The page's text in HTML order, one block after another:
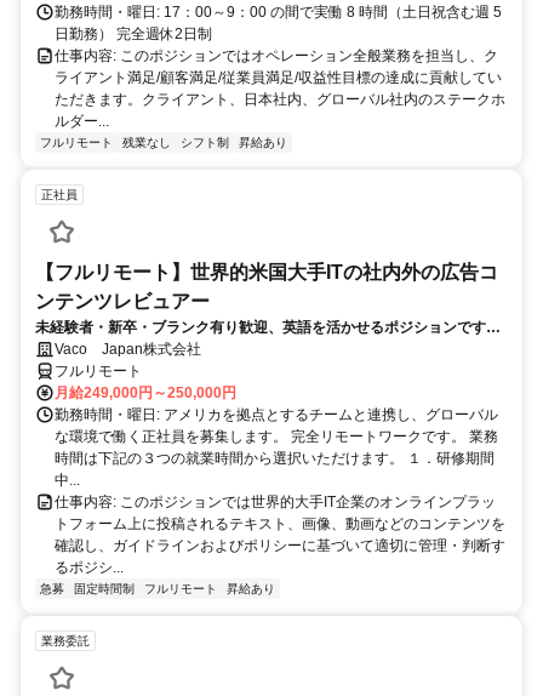
勤務時間・曜日: 17：00～9：00 の間で実働 8 時間（土日祝含む週 5
日勤務） 完全週休2日制
仕事内容: このポジションではオペレーション全般業務を担当し、ク
ライアント満足/顧客満足/従業員満足/収益性目標の達成に貢献してい
ただきます。クライアント、日本社内、グローバル社内のステークホ
ルダー...
フルリモート 残業なし シフト制 昇給あり
正社員
【フルリモート】世界的米国大手ITの社内外の広告コ
ンテンツレビュアー
未経験者・新卒・ブランク有り歓迎、英語を活かせるポジションです。
完全リモート
Vaco Japan株式会社
フルリモート
月給249,000円～250,000円
勤務時間・曜日: アメリカを拠点とするチームと連携し、グローバル
な環境で働く正社員を募集します。 完全リモートワークです。 業務
時間は下記の３つの就業時間から選択いただけます。 １．研修期間
中...
仕事内容: このポジションでは世界的大手IT企業のオンラインプラッ
トフォーム上に投稿されるテキスト、画像、動画などのコンテンツを
確認し、ガイドラインおよびポリシーに基づいて適切に管理・判断す
るポジシ...
急募 固定時間制 フルリモート 昇給あり
業務委託